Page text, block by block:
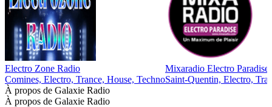
Electro Zone Radio
Comines, Electro, Trance, House, Techno
Mixaradio Electro Paradise
Saint-Quentin, Electro,
À propos de Galaxie Radio
À propos de Galaxie Radio